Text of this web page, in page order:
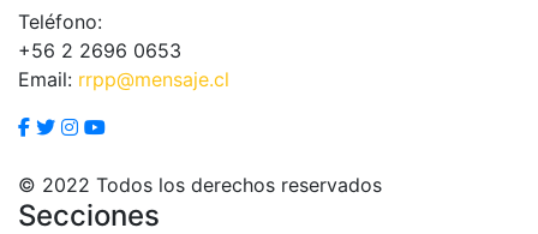
Teléfono:
+56 2 2696 0653
Email: rrpp@mensaje.cl
© 2022 Todos los derechos reservados
Secciones